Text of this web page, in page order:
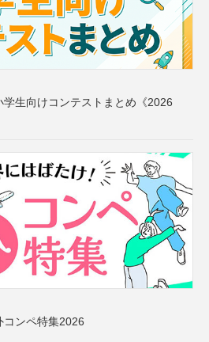
生向けコンテストまとめ《2026
コンペ特集2026